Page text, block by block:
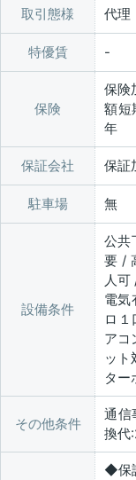
取引態様 代理
特優賃
保険
保険
額短
年
保証会社 保証
駐車場 無
設備条件
公共
要 /
人可
電気
ロ
アコ
ット
ター
その他条件
通信
換代
◆保